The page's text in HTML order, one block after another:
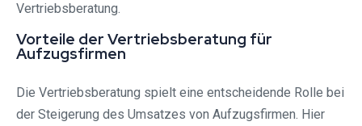
Vertriebsberatung.
Vorteile der Vertriebsberatung für
Aufzugsfirmen
Die Vertriebsberatung spielt eine entscheidende Rolle bei
der Steigerung des Umsatzes von Aufzugsfirmen. Hier